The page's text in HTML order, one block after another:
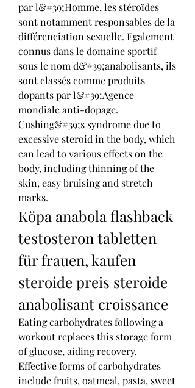
par l&#39;Homme, les stéroïdes
sont notamment responsables de la
différenciation sexuelle. Egalement
connus dans le domaine sportif
sous le nom d&#39;anabolisants, ils
sont classés comme produits
dopants par l&#39;Agence
mondiale anti-dopage.
Cushing&#39;s syndrome due to
excessive steroid in the body, which
can lead to various effects on the
body, including thinning of the
skin, easy bruising and stretch
marks.
Köpa anabola flashback
testosteron tabletten
für frauen, kaufen
steroide preis steroide
anabolisant croissance
Eating carbohydrates following a
workout replaces this storage form
of glucose, aiding recovery.
Effective forms of carbohydrates
include fruits, oatmeal, pasta, sweet